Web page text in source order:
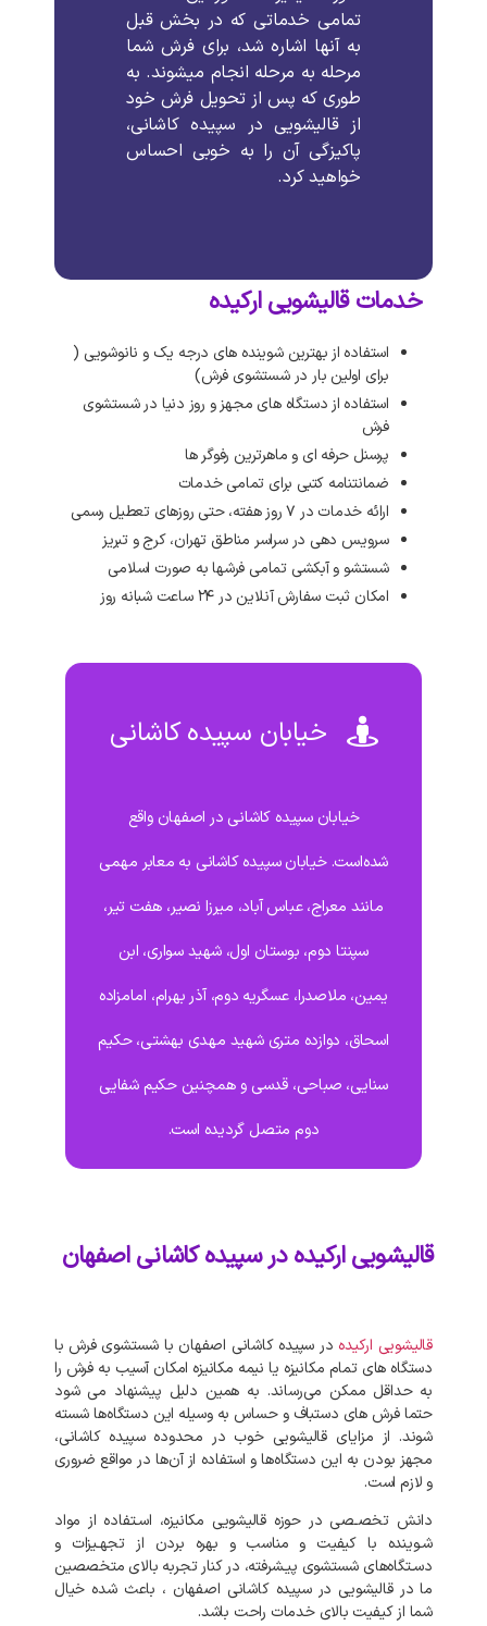
تمامی خدماتی که در بخش قبل
به آنها اشاره شد، برای فرش شما
مرحله به مرحله انجام میشوند. به
طوری که پس از تحویل فرش خود
از قالیشویی در سپیده کاشانی،
پاکیزگی آن را به خوبی احساس
خواهیدکرد.
خدمات قالیشویی ارکیده
استفاده از بهترین شوینده های درجه یک و نانوشویی (
برای اولین بار در شستشوی فرش)
استفاده از دستگاه های مجهز و روز دنیا در شستشوی
فرش
پرسنل حرفه ای و ماهرترین رفوگر ها
ضمانتنامه کتبی برای تمامی خدمات
ارائه خدمات در ۷ روز هفته، حتی روزهای تعطیل رسمی
سرویس دهی در سراسر مناطق تهران، کرج و تبریز
شستشو و آبکشی تمامی فرشها به صورت اسلامی
امکان ثبت سفارش آنلاین در ۲۴ ساعت شبانه روز
خیابان سپیده کاشانی
خیابان سپیده کاشانی در اصفهان واقع
شده‌است. خیابان سپیده کاشانی به معابر مهمی
مانند معراج، عباس آباد، میرزا نصیر، هفت تیر،
سپنتا دوم، بوستان اول، شهید سواری، ابن
یمین، ملاصدرا، عسگریه دوم، آذر بهرام، امامزاده
اسحاق، دوازده متری شهید مهدی بهشتی، حکیم
سنایی، صباحی، قدسی و همچنین حکیم شفایی
دوم متصل گردیده است.
قالیشویی ارکیده در سپیده کاشانی اصفهان
قالیشویی ارکیده در سپیده کاشانی اصفهان با شستشوی فرش با
دستگاه‌ های تمام مکانیزه یا نیمه مکانیزه امکان آسیب به فرش را
به حداقل ممکن می‌رساند. به‌ همین دلیل پیشنهاد می‌ شود
حتما فرش‌ های دستباف و حساس به وسیله این دستگاه‌ها شسته
شوند. از مزایای قالیشویی خوب در محدوده سپیده کاشانی،
مجهز بودن به این دستگاه‌ها و استفاده از آن‌ها در مواقع ضروری
و لازم است.
دانش تخصـصی در حوزه قالیشویی مکانیزه، اسـتفاده از مواد
شـوینده با کیفیت و مناسب و بهره بردن از تجهـیزات و
دسـتگاه‌های شستشوی پیـشرفته، درکنارتجربه بالای متخصصین
ما در قالیشویی در سپیده کاشانی اصفهان ، باعث شده خیال
شما ازکیفیت بالای خدمات راحت باشد.